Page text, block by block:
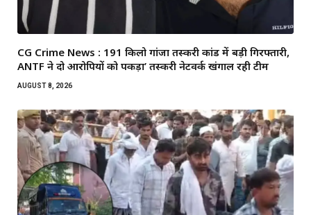
CG Crime News : 191 किलो गांजा तस्करी कांड में बड़ी गिरफ्तारी,
ANTF ने दो आरोपियों को पकड़ा’ तस्करी नेटवर्क खंगाल रही टीम
AUGUST 8, 2026